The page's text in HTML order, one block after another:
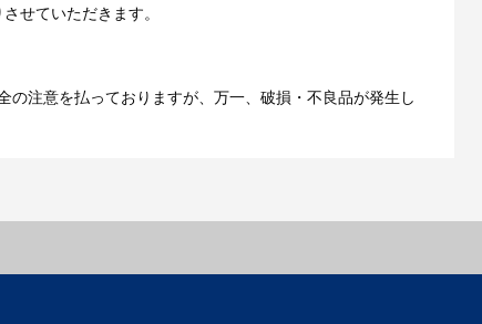
せていただきます。
注意を払っておりますが、万一、破損・不良品が発生し